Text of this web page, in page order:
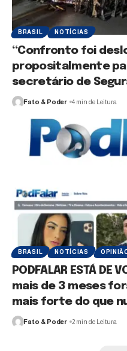
BRASIL NOTÍCIAS
“Confronto foi
propositalmente
secretário de
Fato & Poder 4 min de Leitura
BRASIL NOTÍCIAS
PODFALAR ESTÁ DE
mais de 3 meses
mais forte do que
Fato & Poder 2 min de Leitura